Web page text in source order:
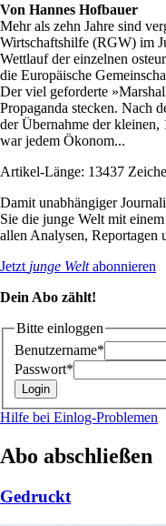
Von Hannes Hofbauer
Mehr als zehn Jahre sind
Wirtschaftshilfe (RGW) im
Wettlauf der einzelnen
die Europäische
Der viel geforderte
Propaganda stecken. Nach
der Übernahme der
war jedem Ökonom...
Artikel-Länge: 13437
Damit unabhängiger
Sie die junge Welt mit
allen Analysen, Reportagen
Jetzt junge Weltabonnieren
Dein Abo zählt!
Bitte einloggen
Benutzername*
Passwort*
Hilfe bei Einlog-Problemen
Abo abschließen
Gedruckt